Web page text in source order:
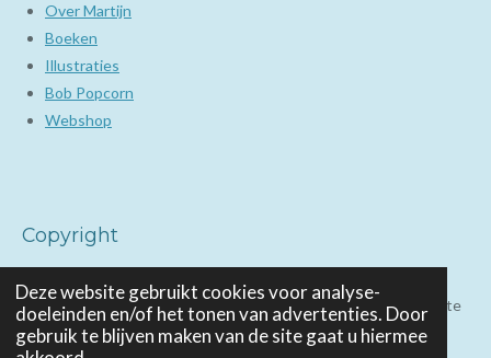
Deze website gebruikt cookies voor analyse-
doeleinden en/of het tonen van advertenties. Door
gebruik te blijven maken van de site gaat u hiermee
Over Martijn
Boeken
Illustraties
Bob Popcorn
Webshop
Copyright
Het is niet toegestaan om deze werken geheel of gedeeltelijk te
gebruiken zonder nadrukkelijke schriftelijke toestemming van